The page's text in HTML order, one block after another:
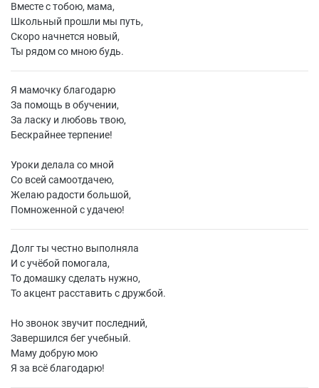
Вместе с тобою, мама,
Школьный прошли мы путь,
Скоро начнется новый,
Ты рядом со мною будь.
Я мамочку благодарю
За помощь в обучении,
За ласку и любовь твою,
Бескрайнее терпение!
Уроки делала со мной
Со всей самоотдачею,
Желаю радости большой,
Помноженной с удачею!
Долг ты честно выполняла
И с учёбой помогала,
То домашку сделать нужно,
То акцент расставить с дружбой.
Но звонок звучит последний,
Завершился бег учебный.
Маму добрую мою
Я за всё благодарю!